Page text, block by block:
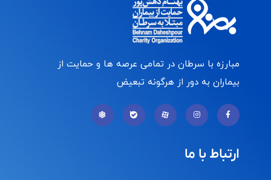
مبارزه با سرطان در تمامی عرصه ها و حمایت از
بیماران به دور از هرگونه تبعیض
ارتباط با ما